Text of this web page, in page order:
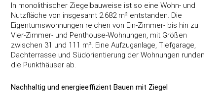
In monolithischer Ziegelbauweise ist so eine Wohn- und
Nutzfläche von insgesamt 2.682 m² entstanden. Die
Eigentumswohnungen reichen von Ein-Zimmer- bis hin zu
Vier-Zimmer- und Penthouse-Wohnungen, mit Größen
zwischen 31 und 111 m². Eine Aufzuganlage, Tiefgarage,
Dachterrasse und Südorientierung der Wohnungen runden
die Punkthäuser ab.
Nachhaltig und energieeffizient Bauen mit Ziegel